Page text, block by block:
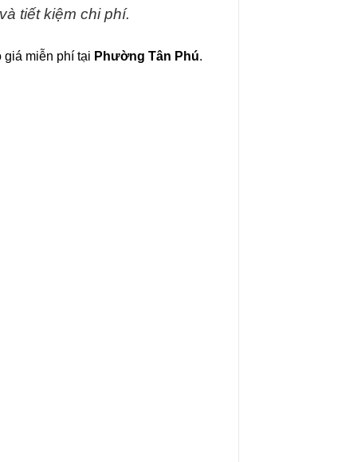
tiết kiệm chi phí.
miễn phí tại Phường Tân Phú.